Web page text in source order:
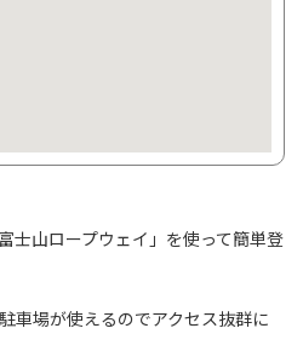
士山ロープウェイ」を使って簡単登
車場が使えるのでアクセス抜群に